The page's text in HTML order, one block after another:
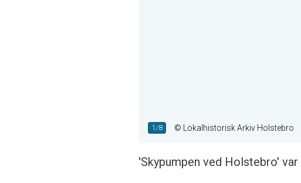
1/8 © ​Lokalhistorisk Arkiv Holstebro
'Skypumpen ved Holstebro'